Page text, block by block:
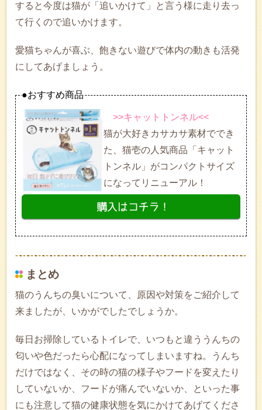
すると今度は猫が「追いかけて」と言う様に走り去っ
て行くので追いかけます。
愛猫ちゃんが喜ぶ、飽きない遊びで体内の動きも活発
にしてあげましょう。
●おすすめ商品
>>キャットトンネル<<
猫が大好きカサカサ素材ででき
た、猫壱の人気商品「キャット
トンネル」がコンパクトサイズ
になってリニューアル！
まとめ
猫のうんちの臭いについて、原因や対策をご紹介して
来ましたが、いかがでしたでしょうか。
毎日お掃除しているトイレで、いつもと違ううんちの
匂いや色だったら心配になってしまいますね。うんち
だけではなく、その時の猫の様子やフードを変えたり
していないか、フードが痛んでいないか、といった事
にも注意して猫の健康状態を気にかけてあげてくださ